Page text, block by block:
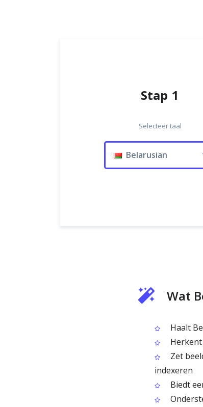
Stap 1
Selecteer taal
Belarusian
Wat
Haalt
Zet
indexeren
Biedt